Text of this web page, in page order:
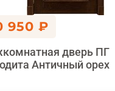
950 ₽
дверь ПГ
Античный орех